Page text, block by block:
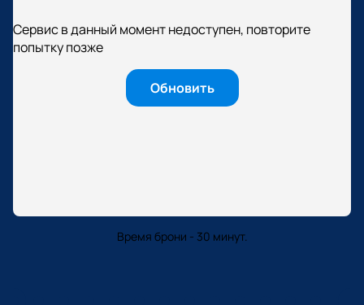
Сервис в данный момент недоступен, повторите
попытку позже
Обновить
Время брони - 30 минут.